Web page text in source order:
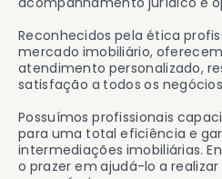
Reconhecidos pela ética
mercado imobiliário,
atendimento personalizado,
satisfação a todos os
Possuímos profissionais
para uma total eficiência e
intermediações imobiliárias.
o prazer em ajudá-lo a